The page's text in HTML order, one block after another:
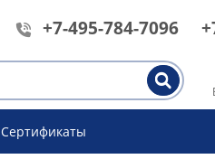
+7-495-784-7096
Сертификаты